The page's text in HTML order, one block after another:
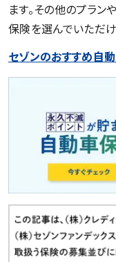
ます。その他のプラ
保険を選んでいただけ
セゾンのおすすめ自